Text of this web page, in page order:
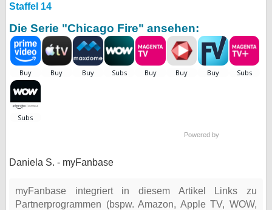
Staffel 14
Die Serie "Chicago Fire" ansehen:
Powered by
Daniela S. - myFanbase
myFanbase integriert in diesem Artikel Links zu
Partnerprogrammen (bspw. Amazon, Apple TV, WOW,